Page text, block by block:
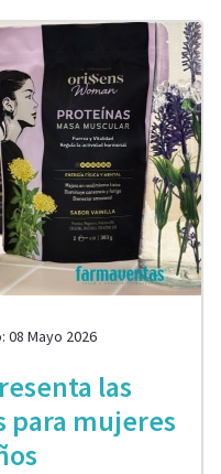
08 Mayo 2026
las
para mujeres